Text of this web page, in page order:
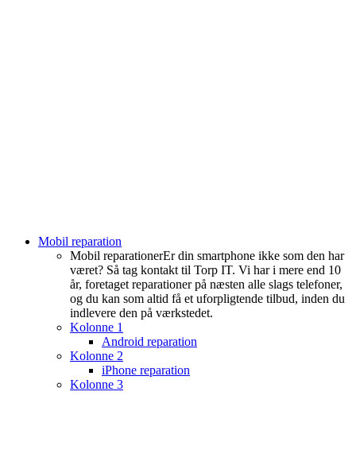
Menu
Mobil reparation
Mobil reparationerEr din smartphone ikke som den har
været? Så tag kontakt til Torp IT. Vi har i mere end 10
år, foretaget reparationer på næsten alle slags telefoner,
og du kan som altid få et uforpligtende tilbud, inden du
indlevere den på værkstedet.
Kolonne 1
Android reparation
Kolonne 2
iPhone reparation
Kolonne 3